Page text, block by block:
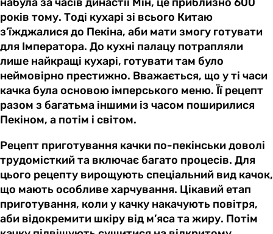
років тому. Тоді кухарі зі всього Китаю
з’їжджалися до Пекіна, аби мати змогу готувати
для Імператора. До кухні палацу потрапляли
лише найкращі кухарі, готувати там було
неймовірно престижно. Вважається, що у ті часи
качка була основою імперського меню. Її рецепт
разом з багатьма іншими із часом поширилися
Пекіном, а потім і світом.
Рецепт приготування качки по-пекінськи доволі
трудомісткий та включає багато процесів. Для
цього рецепту вирощують спеціальний вид качок,
що мають особливе харчування. Цікавий етап
приготування, коли у качку накачують повітря,
аби відокремити шкіру від м’яса та жиру. Потім